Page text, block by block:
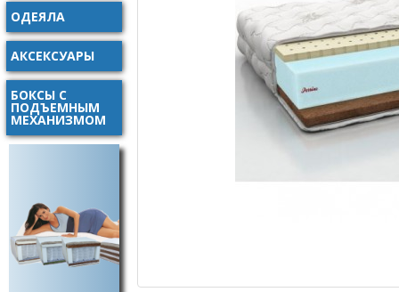
ОДЕЯЛА
АКСЕКСУАРЫ
БОКСЫ С
ПОДЪЕМНЫМ
МЕХАНИЗМОМ